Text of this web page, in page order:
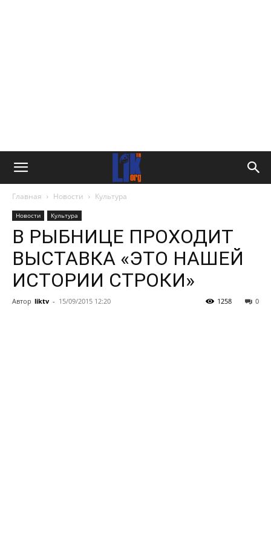
Главная Новости Культура
Новости Культура
В РЫБНИЦЕ ПРОХОДИТ
ВЫСТАВКА «ЭТО НАШЕЙ
ИСТОРИИ СТРОКИ»
Автор liktv - 15/09/2015 12:20 0
1258